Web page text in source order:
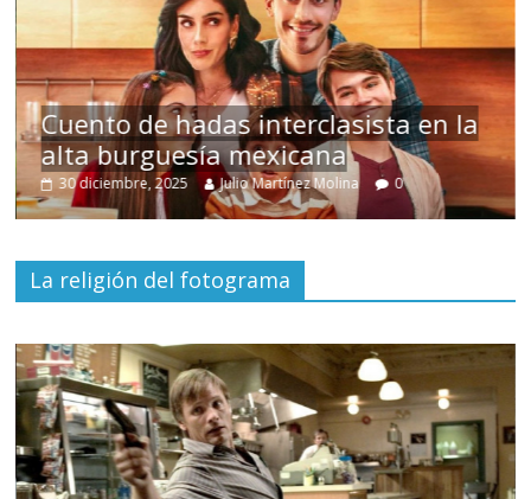
Cuento de hadas interclasista en la
alta burguesía mexicana
30 diciembre, 2025 Julio Martínez Molina 0
La religión del fotograma